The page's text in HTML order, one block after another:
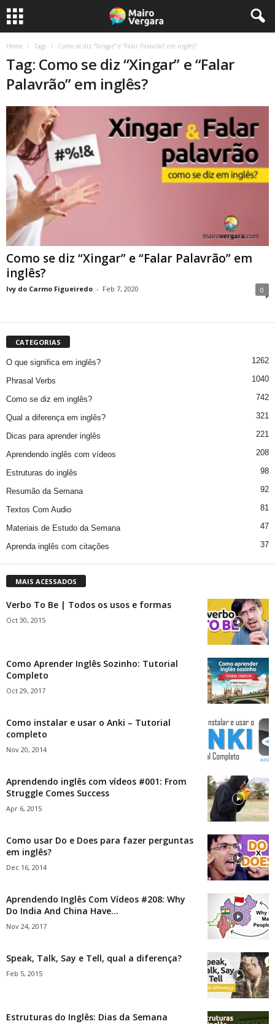
Home Tags Como se diz “Xingar” e “Falar Palavrão” em inglês?
Tag: Como se diz “Xingar” e “Falar
Palavrão” em inglês?
Como se diz “Xingar” e “Falar Palavrão” em
inglês?
Ivy do Carmo Figueiredo - Feb 7, 2020 0
CATEGORIAS
O que significa em inglês? 1262
Phrasal Verbs 1040
Como se diz em inglês? 742
Qual a diferença em inglês? 321
Dicas para aprender inglês 221
Aprendendo inglês com vídeos 208
Estruturas do inglês 98
Resumão da Semana 92
Textos Com Audio 81
Materiais de Estudo da Semana 47
Aprenda inglês com citações 37
MAIS ACESSADOS
Verbo To Be | Todos os usos e formas
Oct 30, 2015
Como Aprender Inglês Sozinho: Tutorial
Completo
Oct 29, 2017
Como instalar e usar o Anki – Tutorial
completo
Nov 20, 2014
Aprendendo inglês com vídeos #001: From
Struggle Comes Success
Apr 6, 2015
Como usar Do e Does para fazer perguntas
em inglês?
Dec 16, 2014
Aprendendo Inglês Com Vídeos #208: Why
Do India And China Have...
Nov 24, 2017
Speak, Talk, Say e Tell, qual a diferença?
Feb 5, 2015
Estruturas do Inglês: Dias da Semana